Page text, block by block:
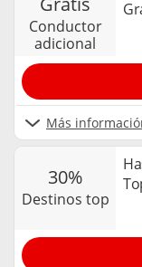
conductor
adicional
Más
30%
destinos top